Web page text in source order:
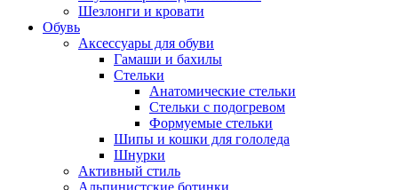
Шезлонги и кровати
Обувь
Аксессуары для обуви
Гамаши и бахилы
Стельки
Анатомические стельки
Стельки с подогревом
Формуемые стельки
Шипы и кошки для гололеда
Шнурки
Активный стиль
Альпинистские ботинки